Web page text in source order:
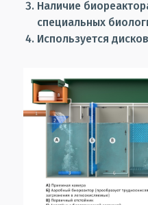
Наличие
специальных
Используется